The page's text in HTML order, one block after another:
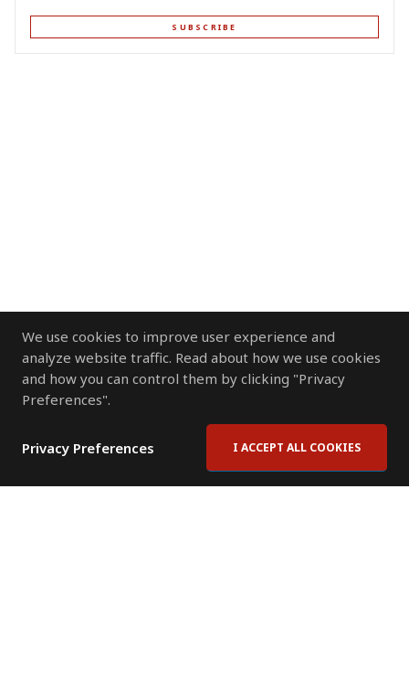
We use cookies to improve user experience and
analyze website traffic. Read about how we use cookies
and how you can control them by clicking "Privacy
Preferences".
Privacy Preferences I ACCEPT ALL COOKIES
SUBSCRIBE